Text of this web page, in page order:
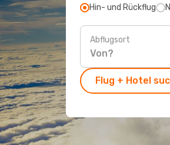
Hin- und Rückflug
Abflugsort
Flug + Hotel